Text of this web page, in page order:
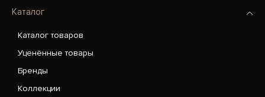
Каталог
Каталог товаров
Уценённые товары
Бренды
Коллекции